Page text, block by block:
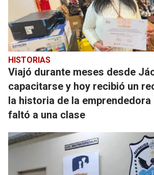
HISTORIAS
Viajó durante meses desde
capacitarse y hoy recibió un
la historia de la emprendedora
faltó a una clase